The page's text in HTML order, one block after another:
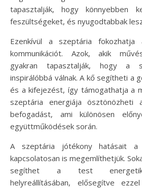
tapasztalják, hogy könnyebben
feszültségeket, és nyugodtabbak
Ezenkívül a szeptária
kommunikációt. Azok, akik
gyakran tapasztalják, hogy a
inspirálóbbá válnak. A kő segítheti a
és a kifejezést, így támogathatja a
szeptária energiája
befogadást, ami különösen
együttműködések során.
A szeptária jótékony hatásait a
kapcsolatosan is megemlíthetjük.
segíthet a test
helyreállításában, elősegítve